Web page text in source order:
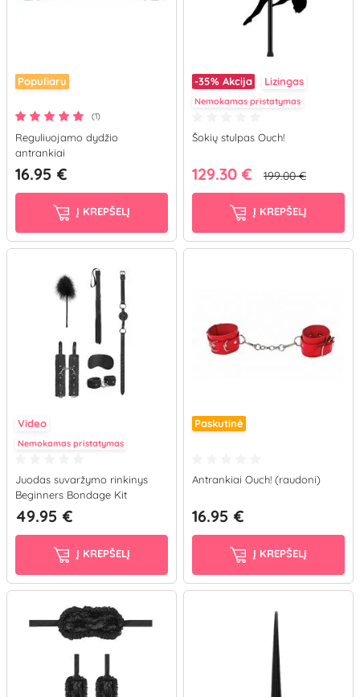
Populiaru
(1)
Reguliuojamo dydžio
antrankiai
16.95 €
Į KREPŠELĮ
-35% Akcija Lizingas
Nemokamas pristatymas
Šokių stulpas Ouch!
129.30 € 199.00 €
Į KREPŠELĮ
Video
Nemokamas pristatymas
Juodas suvaržymo rinkinys
Beginners Bondage Kit
49.95 €
Į KREPŠELĮ
Paskutinė
Antrankiai Ouch! (raudoni)
16.95 €
Į KREPŠELĮ